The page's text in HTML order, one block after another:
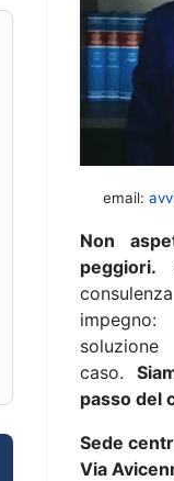
email:
Non
peggiori.
caso.
passo del
Sede
Via